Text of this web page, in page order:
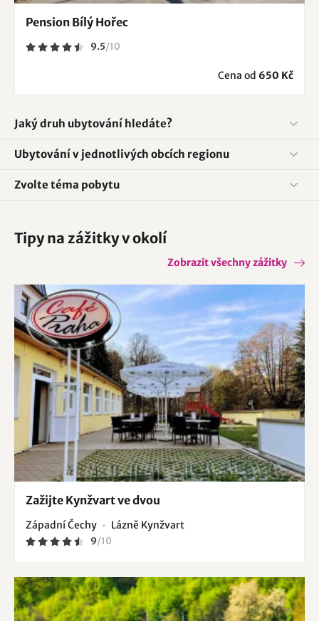
Pension Bílý Hořec
9.5/10
Cena od 650 Kč
Jaký druh ubytování hledáte?
Ubytování v jednotlivých obcích regionu
Zvolte téma pobytu
Tipy na zážitky v okolí
Zobrazit všechny zážitky
Zažijte Kynžvart ve dvou
Západní Čechy Lázně Kynžvart
9/10